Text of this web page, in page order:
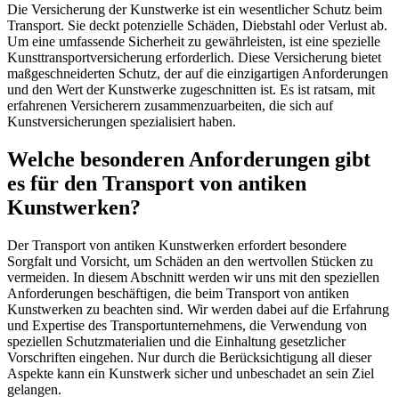
Die Versicherung der Kunstwerke ist ein wesentlicher Schutz beim
Transport. Sie deckt potenzielle Schäden, Diebstahl oder Verlust ab.
Um eine umfassende Sicherheit zu gewährleisten, ist eine spezielle
Kunsttransportversicherung erforderlich. Diese Versicherung bietet
maßgeschneiderten Schutz, der auf die einzigartigen Anforderungen
und den Wert der Kunstwerke zugeschnitten ist. Es ist ratsam, mit
erfahrenen Versicherern zusammenzuarbeiten, die sich auf
Kunstversicherungen spezialisiert haben.
Welche besonderen Anforderungen gibt
es für den Transport von antiken
Kunstwerken?
Der Transport von antiken Kunstwerken erfordert besondere
Sorgfalt und Vorsicht, um Schäden an den wertvollen Stücken zu
vermeiden. In diesem Abschnitt werden wir uns mit den speziellen
Anforderungen beschäftigen, die beim Transport von antiken
Kunstwerken zu beachten sind. Wir werden dabei auf die Erfahrung
und Expertise des Transportunternehmens, die Verwendung von
speziellen Schutzmaterialien und die Einhaltung gesetzlicher
Vorschriften eingehen. Nur durch die Berücksichtigung all dieser
Aspekte kann ein Kunstwerk sicher und unbeschadet an sein Ziel
gelangen.